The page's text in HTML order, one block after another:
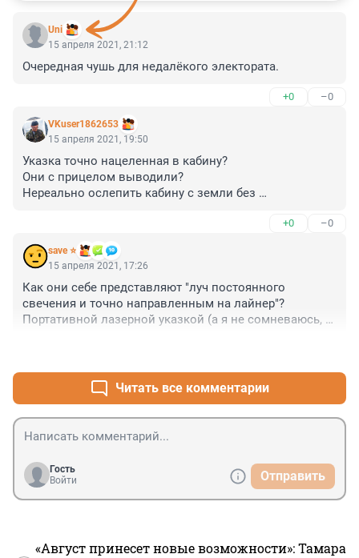
Uni
15 апреля 2021, 21:12
Очередная чушь для недалёкого электората.
+0 –0
VKuser1862653
15 апреля 2021, 19:50
Указка точно нацеленная в кабину?
Они с прицелом выводили?
Нереально ослепить кабину с земли без
Уж поверьте.
Бред из разряда подслушивающих устройств и пр.
барахла с Али, за которое ФСБ палки имеет.
+0 –0
save ⭐
15 апреля 2021, 17:26
Как они себе представляют "луч постоянного
свечения и точно направленным на лайнер"?
Портативной лазерной указкой (а я не сомневаюсь,
высоту, удаление от источника луча, а также такие
факторы, как дрожание рук, рассеивание в атмосфере
и т.д.
Всё глупости какие-то рассказывают.
Читать все комментарии
Гость
Войти
Отправить
«Август принесет новые возможности»: Тамара